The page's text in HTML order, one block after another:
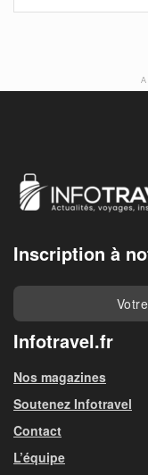
Inscription à
Infotravel.fr
Nos magazines
Soutenez Infotravel
Contact
L’équipe